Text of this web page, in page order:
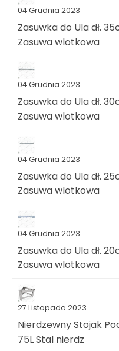
04 Grudnia 2023
Zasuwka do Ula dł.
Zasuwa wlotkowa
04 Grudnia 2023
Zasuwka do Ula dł.
Zasuwa wlotkowa
04 Grudnia 2023
Zasuwka do Ula dł.
Zasuwa wlotkowa
04 Grudnia 2023
Zasuwka do Ula dł.
Zasuwa wlotkowa
27 Listopada 2023
Nierdzewny Stojak
75L Stal nierdz